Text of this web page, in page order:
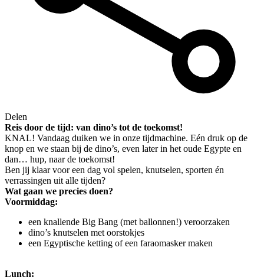
Delen
Reis door de tijd: van dino’s tot de toekomst!
KNAL! Vandaag duiken we in onze tijdmachine. Eén druk op de
knop en we staan bij de dino’s, even later in het oude Egypte en
dan… hup, naar de toekomst!
Ben jij klaar voor een dag vol spelen, knutselen, sporten én
verrassingen uit alle tijden?
Wat gaan we precies doen?
Voormiddag:
een knallende Big Bang (met ballonnen!) veroorzaken
dino’s knutselen met oorstokjes
een Egyptische ketting of een faraomasker maken
Lunch: